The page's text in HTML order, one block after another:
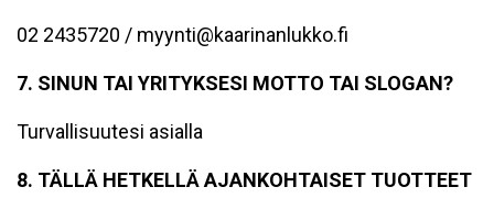
02 2435720 / myynti@kaarinanlukko.fi
7. SINUN TAI YRITYKSESI MOTTO TAI SLOGAN?
Turvallisuutesi asialla
8. TÄLLÄ HETKELLÄ AJANKOHTAISET TUOTTEET